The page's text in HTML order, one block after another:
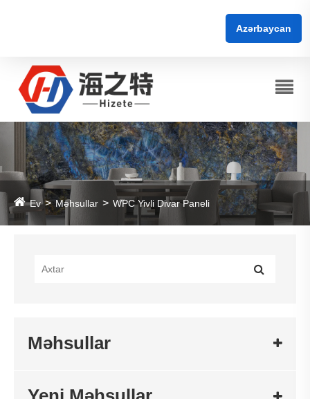
Azərbaycan
Ev Məhsullar WPC Yivli Divar Paneli
Məhsullar